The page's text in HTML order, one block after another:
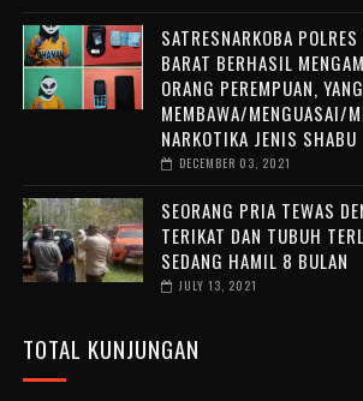
SATRESNARKOBA
BARAT BERHASIL
ORANG PEREMPUAN, YANG
MEMBAWA/MENGUASAI/
NARKOTIKA JENIS SHABU
DECEMBER 03, 2021
SEORANG PRIA TEWAS
TERIKAT DAN TUBUH
SEDANG HAMIL 8 BULAN
JULY 13, 2021
TOTAL KUNJUNGAN